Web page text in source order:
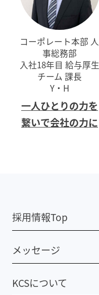
コーポレート本部 人
事総務部
入社18年目 給与厚生
チーム 課長
Y・H
一人ひとりの力を
繋いで会社の力に
採用情報Top
メッセージ
KCSについて